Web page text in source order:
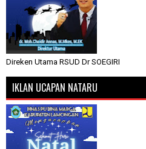
Direken Utama RSUD Dr SOEGIRI
IKLAN UCAPAN NATARU